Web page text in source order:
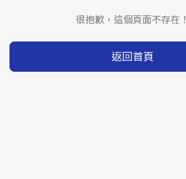
很抱歉，這個頁面不存在！
返回首頁